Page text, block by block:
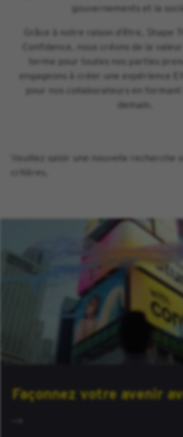
gouvernements et la
Grâce à notre raison d’être, Shape
Confidence, nous créons de la
terme pour toutes nos parties
engageons à créer une expérience
pour nos collaborateurs en formant
demain.
Veuillez saisir une nouvelle recherche
critères.
Façonnez votre avenir